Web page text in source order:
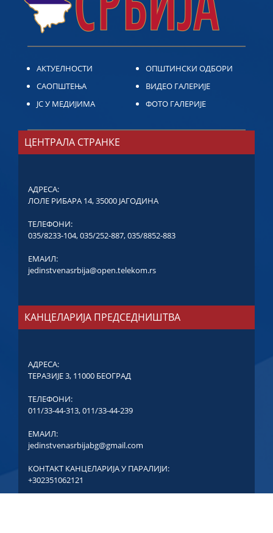
АКТУЕЛНОСТИ
САОПШТЕЊА
ЈС У МЕДИЈИМА
ОПШТИНСКИ ОДБОРИ
ВИДЕО ГАЛЕРИЈЕ
ФОТО ГАЛЕРИЈЕ
ЦЕНТРАЛА СТРАНКЕ
АДРЕСА:
ЛОЛЕ РИБАРА 14, 35000 ЈАГОДИНА
ТЕЛЕФОНИ:
035/8233-104,035/252-887,035/8852-883
ЕМАИЛ:
jedinstvenasrbija@open.telekom.rs
КАНЦЕЛАРИЈА ПРЕДСЕДНИШТВА
АДРЕСА:
ТЕРАЗИЈЕ 3, 11000 БЕОГРАД
ТЕЛЕФОНИ:
011/33-44-313,011/33-44-239
ЕМАИЛ:
jedinstvenasrbijabg@gmail.com
КОНТАКТ КАНЦЕЛАРИЈА У ПАРАЛИЈИ:
+302351062121